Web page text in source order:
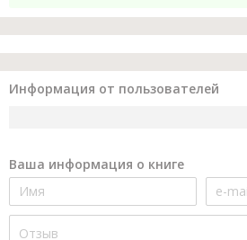
Информация от пользователей
Ваша информация о книге